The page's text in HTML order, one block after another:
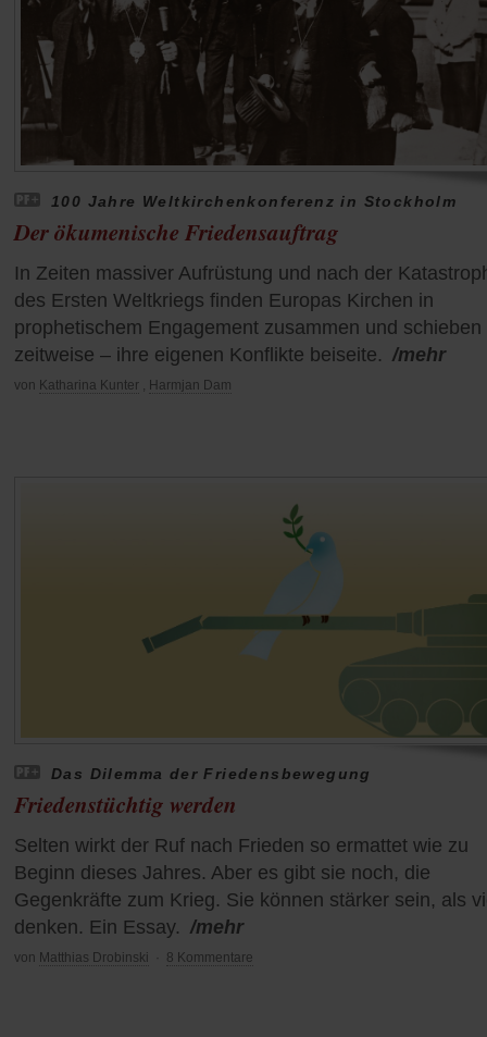
100 Jahre Weltkirchenkonferenz in Stockholm
Der ökumenische Friedensauftrag
In Zeiten massiver Aufrüstung und nach der
des Ersten Weltkriegs finden Europas Kirchen in
prophetischem Engagement zusammen und schieben
zeitweise – ihre eigenen Konflikte beiseite. /mehr
von Katharina Kunter , Harmjan Dam
Das Dilemma der Friedensbewegung
Friedenstüchtig werden
Selten wirkt der Ruf nach Frieden so ermattet wie zu
Beginn dieses Jahres. Aber es gibt sie noch, die
Gegenkräfte zum Krieg. Sie können stärker sein, als
denken. Ein Essay. /mehr
von Matthias Drobinski 8 Kommentare